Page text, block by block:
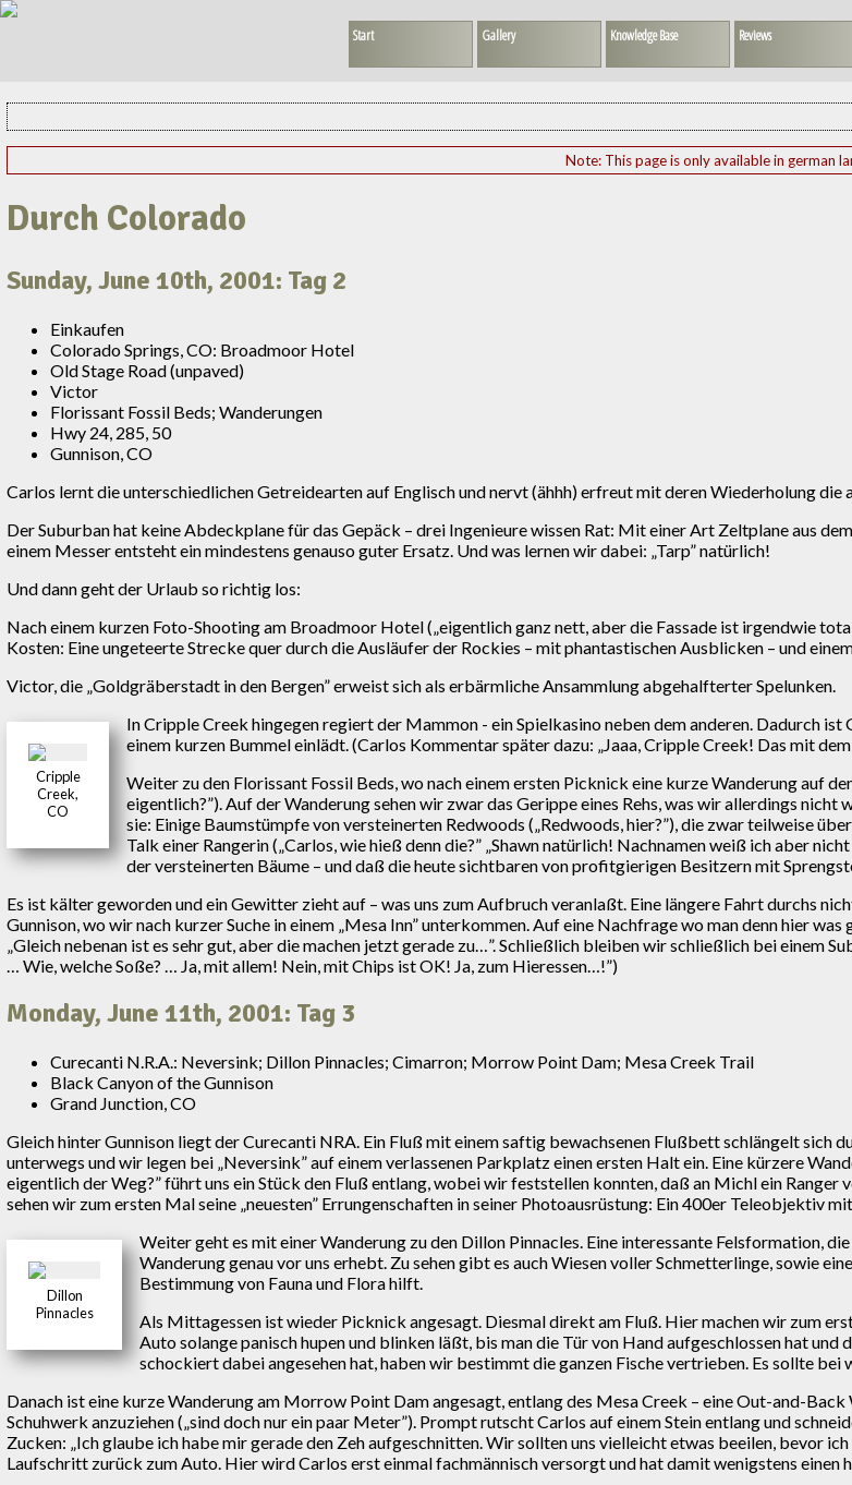
Start Gallery Knowledge Base Reviews
Note: This page is only available in german
Durch Colorado
Sunday, June 10th, 2001: Tag 2
Einkaufen
Colorado Springs, CO: Broadmoor Hotel
Old Stage Road (unpaved)
Victor
Florissant Fossil Beds; Wanderungen
Hwy 24, 285, 50
Gunnison, CO
Carlos lernt die unterschiedlichen Getreidearten auf Englisch und nervt (ähhh) erfreut mit deren Wiederholung die
Der Suburban hat keine Abdeckplane für das Gepäck – drei Ingenieure wissen Rat: Mit einer Art Zeltplane aus
einem Messer entsteht ein mindestens genauso guter Ersatz. Und was lernen wir dabei: „Tarp” natürlich!
Und dann geht der Urlaub so richtig los:
Nach einem kurzen Foto-Shooting am Broadmoor Hotel („eigentlich ganz nett, aber die Fassade ist irgendwie
Kosten: Eine ungeteerte Strecke quer durch die Ausläufer der Rockies – mit phantastischen Ausblicken – und
Victor, die „Goldgräberstadt in den Bergen” erweist sich als erbärmliche Ansammlung abgehalfterter Spelunken.
Cripple
Creek,
CO
In Cripple Creek hingegen regiert der Mammon - ein Spielkasino neben dem anderen. Dadurch
einem kurzen Bummel einlädt. (Carlos Kommentar später dazu: „Jaaa, Cripple Creek! Das mit
Weiter zu den Florissant Fossil Beds, wo nach einem ersten Picknick eine kurze Wanderung auf
eigentlich?”). Auf der Wanderung sehen wir zwar das Gerippe eines Rehs, was wir allerdings nicht
sie: Einige Baumstümpfe von versteinerten Redwoods („Redwoods, hier?”), die zwar teilweise
Talk einer Rangerin („Carlos, wie hieß denn die?” „Shawn natürlich! Nachnamen weiß ich aber
der versteinerten Bäume – und daß die heute sichtbaren von profitgierigen Besitzern mit
Es ist kälter geworden und ein Gewitter zieht auf – was uns zum Aufbruch veranlaßt. Eine längere Fahrt durchs
Gunnison, wo wir nach kurzer Suche in einem „Mesa Inn” unterkommen. Auf eine Nachfrage wo man denn hier
„Gleich nebenan ist es sehr gut, aber die machen jetzt gerade zu…”. Schließlich bleiben wir schließlich bei einem
… Wie, welche Soße? … Ja, mit allem! Nein, mit Chips ist OK! Ja, zum Hieressen…!”)
Monday, June 11th, 2001: Tag 3
Curecanti N.R.A.: Neversink; Dillon Pinnacles; Cimarron; Morrow Point Dam; Mesa Creek Trail
Black Canyon of the Gunnison
Grand Junction, CO
Gleich hinter Gunnison liegt der Curecanti NRA. Ein Fluß mit einem saftig bewachsenen Flußbett schlängelt sich
unterwegs und wir legen bei „Neversink” auf einem verlassenen Parkplatz einen ersten Halt ein. Eine kürzere
eigentlich der Weg?” führt uns ein Stück den Fluß entlang, wobei wir feststellen konnten, daß an Michl ein
sehen wir zum ersten Mal seine „neuesten” Errungenschaften in seiner Photoausrüstung: Ein 400er
Dillon
Pinnacles
Weiter geht es mit einer Wanderung zu den Dillon Pinnacles. Eine interessante Felsformation,
Wanderung genau vor uns erhebt. Zu sehen gibt es auch Wiesen voller Schmetterlinge, sowie
Bestimmung von Fauna und Flora hilft.
Als Mittagessen ist wieder Picknick angesagt. Diesmal direkt am Fluß. Hier machen wir zum
Auto solange panisch hupen und blinken läßt, bis man die Tür von Hand aufgeschlossen hat
schockiert dabei angesehen hat, haben wir bestimmt die ganzen Fische vertrieben. Es sollte
Danach ist eine kurze Wanderung am Morrow Point Dam angesagt, entlang des Mesa Creek – eine Out-and-
Schuhwerk anzuziehen („sind doch nur ein paar Meter”). Prompt rutscht Carlos auf einem Stein entlang und
Zucken: „Ich glaube ich habe mir gerade den Zeh aufgeschnitten. Wir sollten uns vielleicht etwas beeilen, bevor
Laufschritt zurück zum Auto. Hier wird Carlos erst einmal fachmännisch versorgt und hat damit wenigstens einen